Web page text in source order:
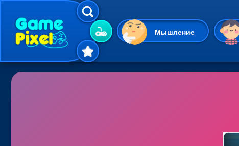
Мышление
Гиперказуальные